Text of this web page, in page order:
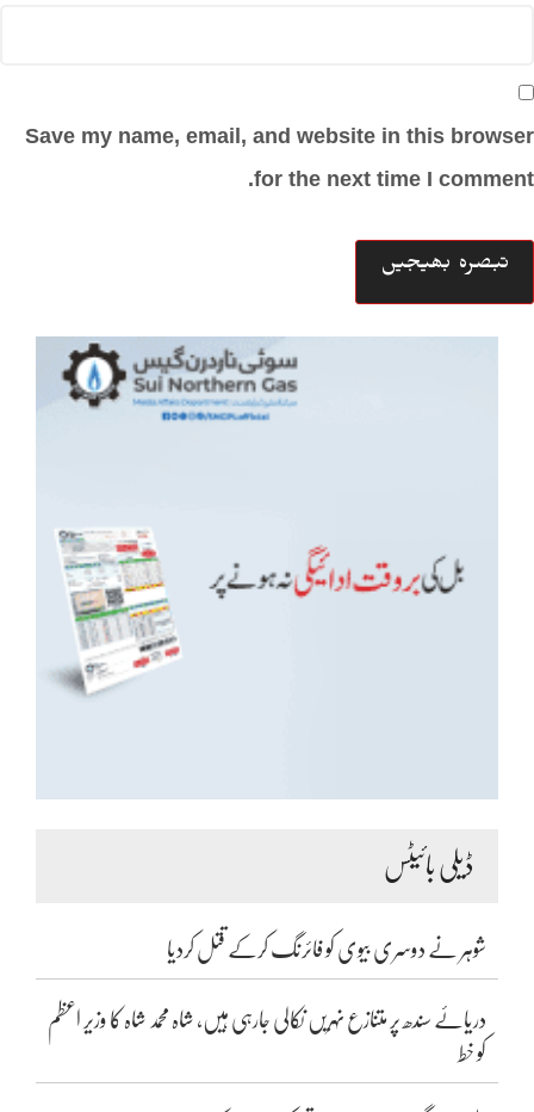
Save my name, email, and website in this browser
for the next time I comment.
ڈیلی بائیٹس
شوہر نے دوسری بیوی کو فائرنگ کرکے قتل کردیا
دریائے سندھ پر متنازع نہریں نکالی جارہی ہیں، شاہ محمد شاہ کا وزیر اعظم
کو خط